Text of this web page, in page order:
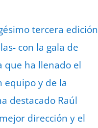
tercera edición
con la gala de
que ha llenado el
equipo y de la
destacado Raúl
dirección y el